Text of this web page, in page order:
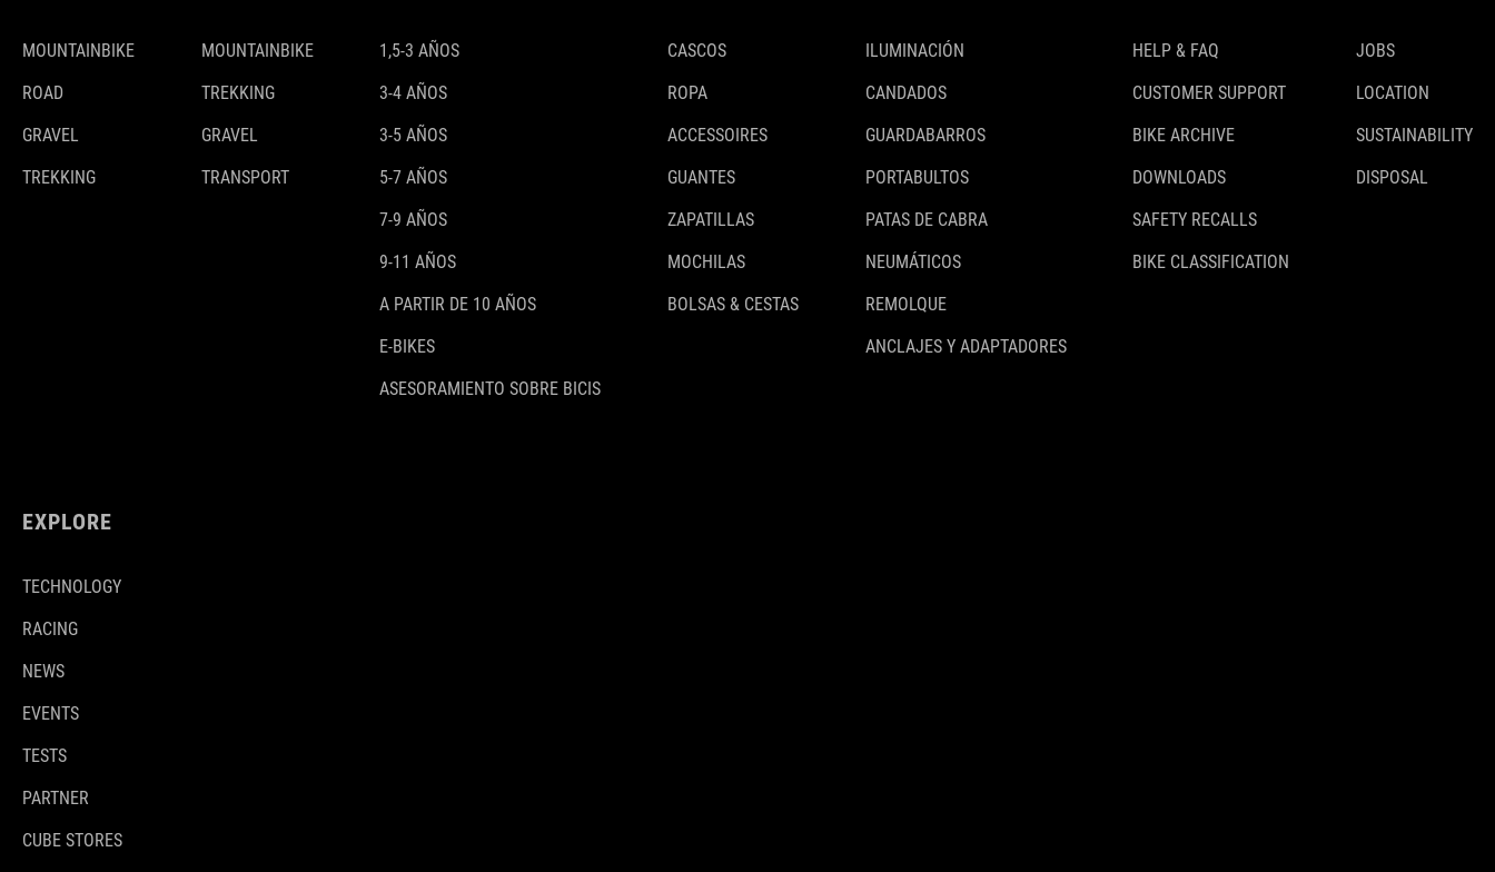
MOUNTAINBIKE
ROAD
GRAVEL
TREKKING
MOUNTAINBIKE
TREKKING
GRAVEL
TRANSPORT
1,5-3 AÑOS
3-4 AÑOS
3-5 AÑOS
5-7 AÑOS
7-9 AÑOS
9-11 AÑOS
A PARTIR DE 10 AÑOS
E-BIKES
ASESORAMIENTO SOBRE BICIS
CASCOS
ROPA
ACCESSOIRES
GUANTES
ZAPATILLAS
MOCHILAS
BOLSAS & CESTAS
ILUMINACIÓN
CANDADOS
GUARDABARROS
PORTABULTOS
PATAS DE CABRA
NEUMÁTICOS
REMOLQUE
ANCLAJES Y ADAPTADORES
HELP & FAQ
CUSTOMER SUPPORT
BIKE ARCHIVE
DOWNLOADS
SAFETY RECALLS
BIKE CLASSIFICATION
JOBS
LOCATION
SUSTAINABILITY
DISPOSAL
EXPLORE
TECHNOLOGY
RACING
NEWS
EVENTS
TESTS
PARTNER
CUBE STORES